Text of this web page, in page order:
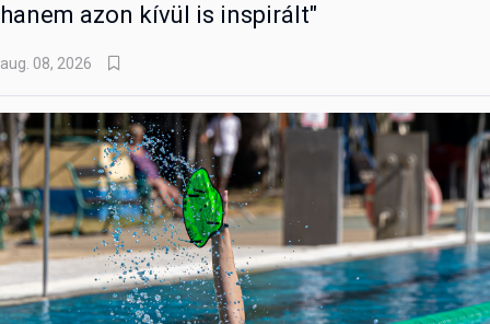
hanem azon kívül is inspirált"
aug. 08, 2026